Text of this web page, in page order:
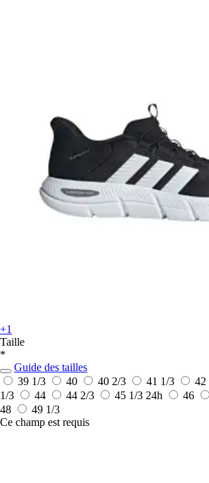
+1
Taille
*
Guide des tailles
39 1/3
40 40 2/3 41 1/3 42
1/3
44 44 2/3 45 1/3 24h 46
48
49 1/3
Ce champ est requis